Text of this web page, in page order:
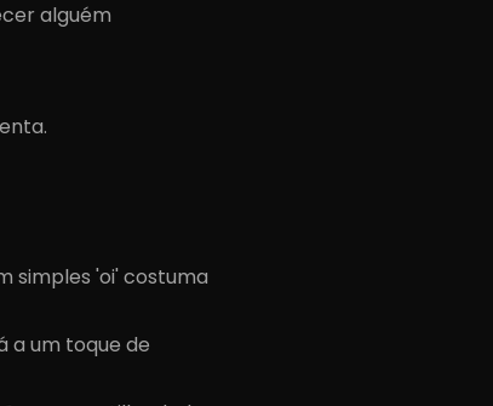
alguém
simples 'oi' costuma
a um toque de